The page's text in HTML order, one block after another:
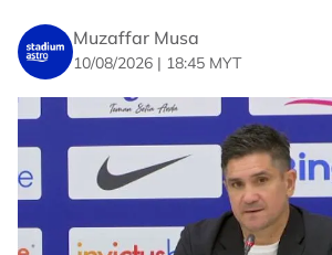
boleh lakukan ke atas pasukan lebih
laman sendiri atau laman lawan.
"Pada akhirnya, apa yang diingati
kami di atas padang.
"Tentang persaingan, ia bukan
Anda telah mengenali saya selama
setiap musim JDT sentiasa meningkat
depan.
Muzaffar Musa
10/08/2026 | 18:45 MYT